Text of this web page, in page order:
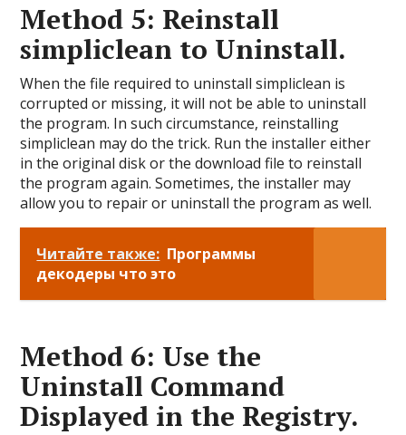
Method 5: Reinstall
simpliclean to Uninstall.
When the file required to uninstall simpliclean is
corrupted or missing, it will not be able to uninstall
the program. In such circumstance, reinstalling
simpliclean may do the trick. Run the installer either
in the original disk or the download file to reinstall
the program again. Sometimes, the installer may
allow you to repair or uninstall the program as well.
Читайте также: Программы
декодеры что это
Method 6: Use the
Uninstall Command
Displayed in the Registry.